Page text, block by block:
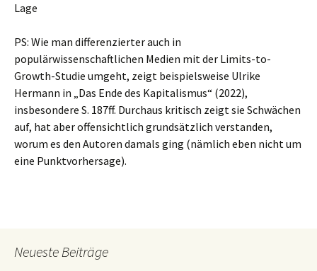
Lage
PS: Wie man differenzierter auch in
populärwissenschaftlichen Medien mit der Limits-to-
Growth-Studie umgeht, zeigt beispielsweise Ulrike
Hermann in „Das Ende des Kapitalismus“ (2022),
insbesondere S. 187ff. Durchaus kritisch zeigt sie Schwächen
auf, hat aber offensichtlich grundsätzlich verstanden,
worum es den Autoren damals ging (nämlich eben nicht um
eine Punktvorhersage).
Neueste Beiträge